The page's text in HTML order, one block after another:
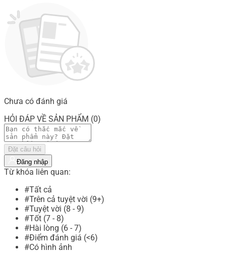
Chưa có đánh giá
HỎI ĐÁP VỀ SẢN PHẨM (0)
Đặt câu hỏi
Đăng nhập
Từ khóa liên quan:
#Tất cả
#Trên cả tuyệt vời (9+)
#Tuyệt vời (8 - 9)
#Tốt (7 - 8)
#Hài lòng (6 - 7)
#Điểm đánh giá (<6)
#Có hình ảnh